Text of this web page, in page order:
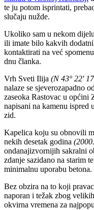
te ju potom isprintati,
slučaju nužde.
Ukoliko sam u nekom
ili imate bilo kakvih
kontaktirati na već
dnu članka.
Vrh Sveti Ilija (N 43° 22'
nalaze se sjeverozapadno
zaseoka Rastovac u općini
napisani na kamenu ispred
zid.
Kapelica koju su obnovili
nekih desetak godina
ondanajizvornijih sakralni
zdanje sazidano na starim
minimalnu uporabu betona.
Bez obzira na to koji
naporan i težak zbog
okvirna vremena za